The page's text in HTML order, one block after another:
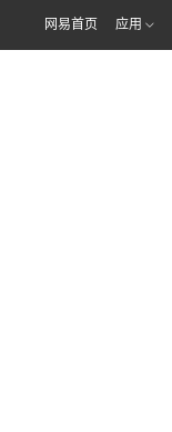
网易首页 应用